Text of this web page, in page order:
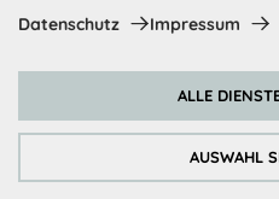
Datenschutz Impressum
AUSWAHL
ALLE